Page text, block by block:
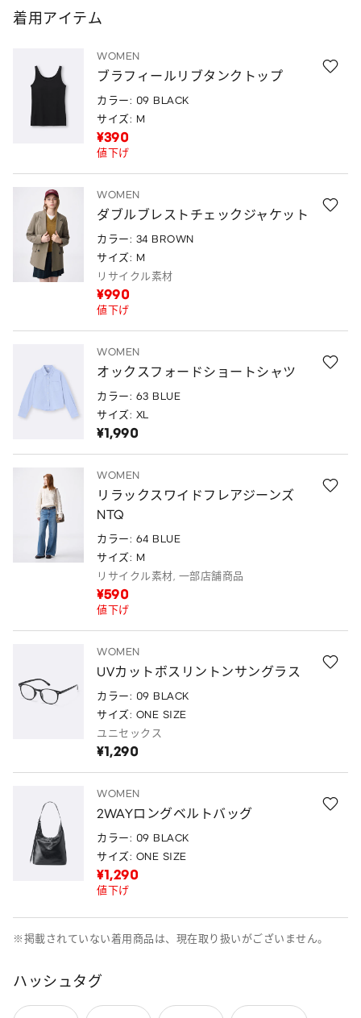
着用アイテム
WOMEN
ブラフィールリブタンクトップ
カラー: 09 BLACK
サイズ: M
¥390
値下げ
WOMEN
ダブルブレストチェックジャケット
カラー: 34 BROWN
サイズ: M
リサイクル素材
¥990
値下げ
WOMEN
オックスフォードショートシャツ
カラー: 63 BLUE
サイズ: XL
¥1,990
WOMEN
リラックスワイドフレアジーンズ
NTQ
カラー: 64 BLUE
サイズ: M
リサイクル素材, 一部店舗商品
¥590
値下げ
WOMEN
UVカットボスリントンサングラス
カラー: 09 BLACK
サイズ: ONE SIZE
ユニセックス
¥1,290
WOMEN
2WAYロングベルトバッグ
カラー: 09 BLACK
サイズ: ONE SIZE
¥1,290
値下げ
※掲載されていない着用商品は、現在取り扱いがございません。
ハッシュタグ